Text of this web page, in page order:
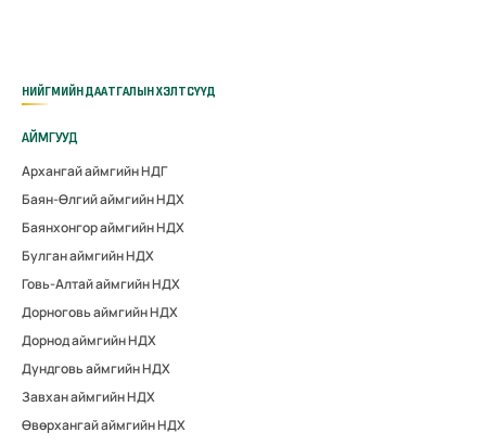
НИЙГМИЙН ДААТГАЛЫН ХЭЛТСҮҮД
АЙМГУУД
Архангай аймгийн НДГ
Баян-Өлгий аймгийн НДХ
Баянхонгор аймгийн НДХ
Булган аймгийн НДХ
Говь-Алтай аймгийн НДХ
Дорноговь аймгийн НДХ
Дорнод аймгийн НДХ
Дундговь аймгийн НДХ
Завхан аймгийн НДХ
Өвөрхангай аймгийн НДХ